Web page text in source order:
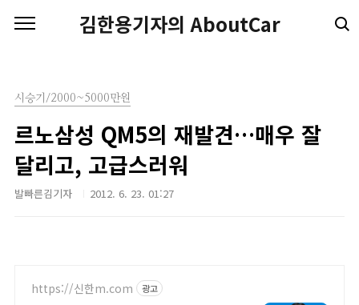
김한용기자의 AboutCar
시승기/2000~5000만원
르노삼성 QM5의 재발견…매우 잘
달리고, 고급스러워
발빠른김기자 2012. 6. 23. 01:27
https://신한m.com 광고